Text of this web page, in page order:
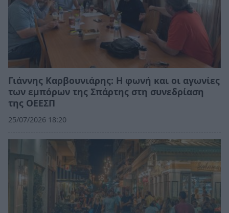
Γιάννης Καρβουνιάρης: Η φωνή και οι αγωνίες
των εμπόρων της Σπάρτης στη συνεδρίαση
της ΟΕΕΣΠ
25/07/2026 18:20